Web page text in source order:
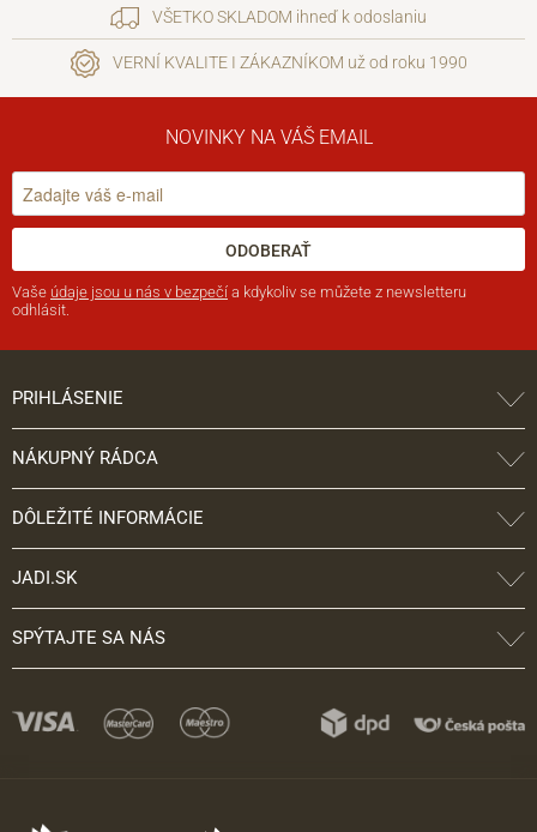
VŠETKO SKLADOM ihneď k odoslaniu
VERNÍ KVALITE I ZÁKAZNÍKOM už od roku 1990
NOVINKY NA VÁŠ EMAIL
ODOBERAŤ
Vaše údaje jsou u nás v bezpečí a kdykoliv se můžete z newsletteru
odhlásit.
PRIHLÁSENIE
NÁKUPNÝ RÁDCA
DÔLEŽITÉ INFORMÁCIE
JADI.SK
SPÝTAJTE SA NÁS